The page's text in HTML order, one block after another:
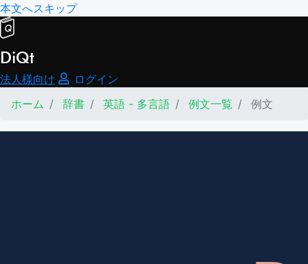
本文へスキップ
DiQt
法人様向け
ログイン
ホーム
辞書 英語 - 多言語 例文一覧 例文